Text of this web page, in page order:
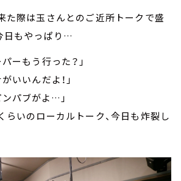
た際は玉さんとのご近所トークで盛
日もやっぱり…
ーもう行った？」
いいんだよ！」
パブがよ…」
らいのローカルトーク、今日も炸裂し